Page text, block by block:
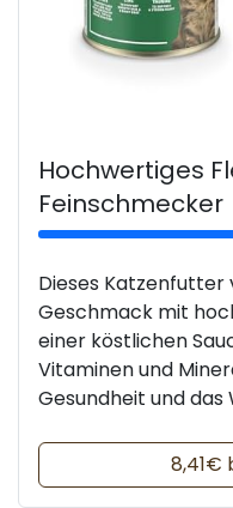
Hochwertiges
Feinschmecker
Dieses
Geschmack mit
einer köstlichen
Vitaminen und
Gesundheit und
8,41€